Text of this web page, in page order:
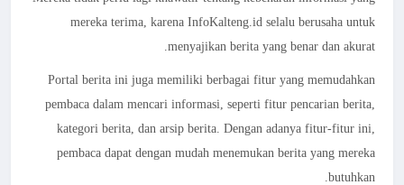
mereka terima, karena InfoKalteng.id selalu berusaha untuk
menyajikan berita yang benar dan akurat.
Portal berita ini juga memiliki berbagai fitur yang memudahkan
pembaca dalam mencari informasi, seperti fitur pencarian berita,
kategori berita, dan arsip berita. Dengan adanya fitur-fitur ini,
pembaca dapat dengan mudah menemukan berita yang mereka
butuhkan.